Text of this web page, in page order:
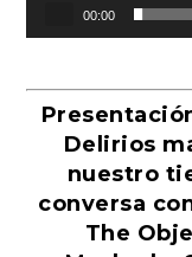
00:00
Delirios
nuestro
conversa
The